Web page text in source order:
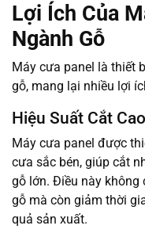
Lợi Ích Của
Ngành Gỗ
Máy cưa panel là thiết
gỗ, mang lại nhiều lợi
Hiệu Suất Cắt Cao
Máy cưa panel được
cưa sắc bén, giúp cắt
gỗ lớn. Điều này không
gỗ mà còn giảm thời
quả sản xuất.